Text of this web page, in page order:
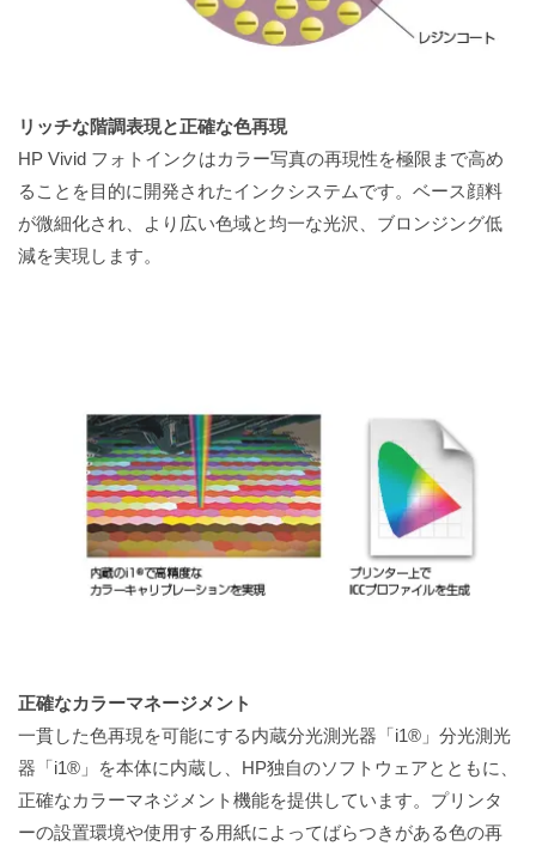
リッチな階調表現と正確な色再現
HP Vivid フォトインクはカラー写真の再現性を極限まで高め
ることを目的に開発されたインクシステムです。ベース顔料
が微細化され、より広い色域と均一な光沢、ブロンジング低
減を実現します。
正確なカラーマネージメント
一貫した色再現を可能にする内蔵分光測光器「i1®」分光測光
器「i1®」を本体に内蔵し、HP独自のソフトウェアとともに、
正確なカラーマネジメント機能を提供しています。プリンタ
ーの設置環境や使用する用紙によってばらつきがある色の再